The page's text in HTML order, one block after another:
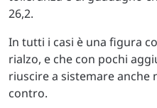
26,2.
In tutti i casi è una figura
rialzo, e che con pochi
riuscire a sistemare anche
contro.